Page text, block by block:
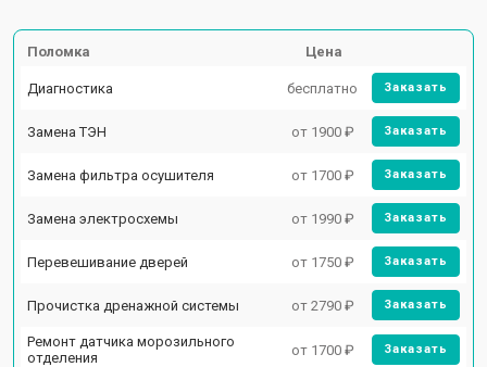
Поломка Цена
Диагностика бесплатно Заказать
Замена ТЭН от 1900 ₽ Заказать
Замена фильтра осушителя от 1700 ₽ Заказать
Замена электросхемы от 1990 ₽ Заказать
Перевешивание дверей от 1750 ₽ Заказать
Прочистка дренажной системы от 2790 ₽ Заказать
Ремонт датчика морозильного
отделения
от 1700 ₽ Заказать